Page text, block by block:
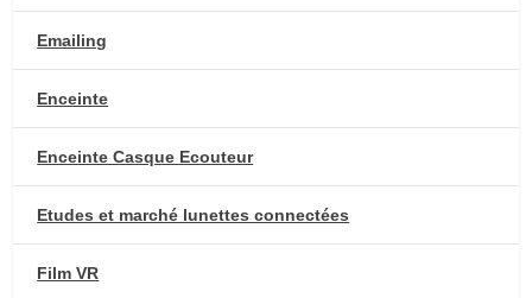
Emailing
Enceinte
Enceinte Casque Ecouteur
Etudes et marché lunettes connectées
Film VR